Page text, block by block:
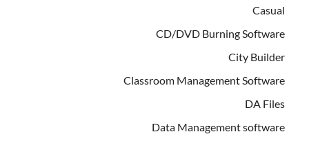
Casual
CD/DVD Burning Software
City Builder
Classroom Management Software
DA Files
Data Management software